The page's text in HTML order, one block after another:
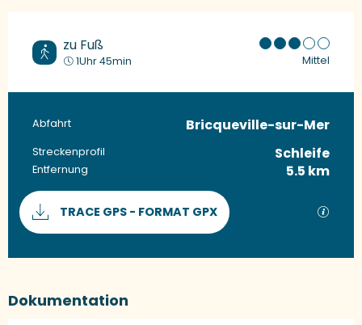
zu Fuß
1Uhr 45min Mittel
Praktische Informationen
Abfahrt Bricqueville-sur-Mer
Streckenprofil Schleife
Entfernung 5.5 km
Dokumentation
TRACE GPS - FORMAT GPX Mit
Dokumentation